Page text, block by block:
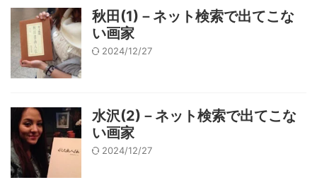
秋田(1)－ネット検索で出てこな
い画家
2024/12/27
水沢(2)－ネット検索で出てこな
い画家
2024/12/27